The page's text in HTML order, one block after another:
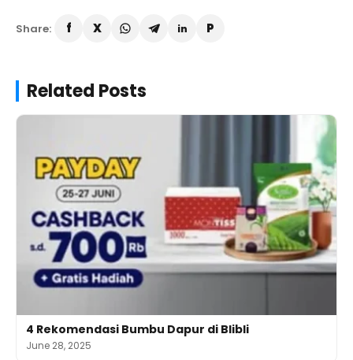
Share:
Related Posts
4 Rekomendasi Bumbu Dapur di Blibli
June 28, 2025